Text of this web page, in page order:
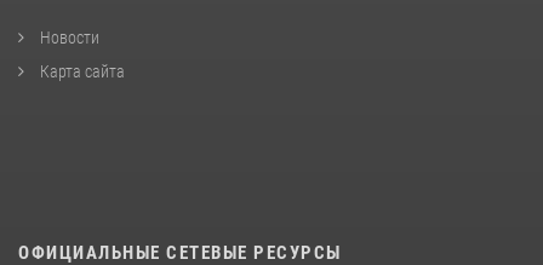
Новости
Карта сайта
ОФИЦИАЛЬНЫЕ СЕТЕВЫЕ РЕСУРСЫ